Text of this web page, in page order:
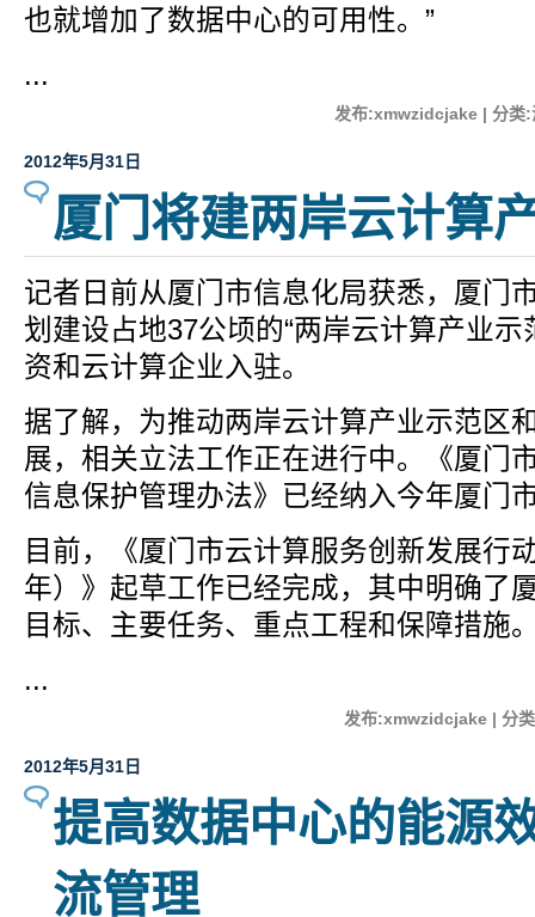
也就增加了数据中心的可用性。”
...
发布:xmwzidcjake | 分类:
2012年5月31日
厦门将建两岸云计算
记者日前从厦门市信息化局获悉，厦门
划建设占地37公顷的“两岸云计算产业示
资和云计算企业入驻。
据了解，为推动两岸云计算产业示范区
展，相关立法工作正在进行中。《厦门
信息保护管理办法》已经纳入今年厦门
目前，《厦门市云计算服务创新发展
年）》起草工作已经完成，其中明确了
目标、主要任务、重点工程和保障措施
...
发布:xmwzidcjake | 分
2012年5月31日
提高数据中心的能源
流管理